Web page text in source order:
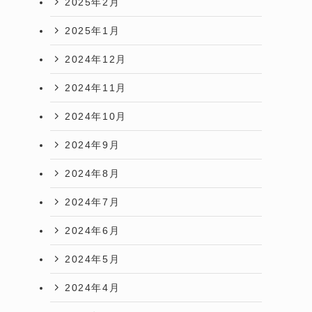
2025年1月
2024年12月
2024年11月
2024年10月
2024年9月
2024年8月
2024年7月
2024年6月
2024年5月
2024年4月